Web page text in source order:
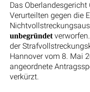
Das
Verurteilten gegen die
unbegründet
der
Hannover vom 8. Mai
angeordnete
verkürzt.